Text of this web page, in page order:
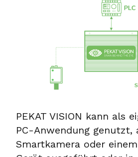
PEKAT VISION kann als
PC-Anwendung genutzt,
Smartkamera oder